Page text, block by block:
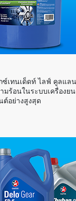
ซ์เทนเด็ดท์ ไลฟ์ คูลแล
มร้อนในระบบเครื่อง
ต์อย่างสูงสุด